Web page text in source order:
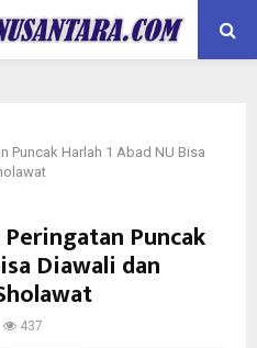
Puncak Harlah 1 Abad NU Bisa
Puncak
Diawali dan
437